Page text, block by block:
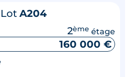
Lot A204
2ème étage
160 000 €